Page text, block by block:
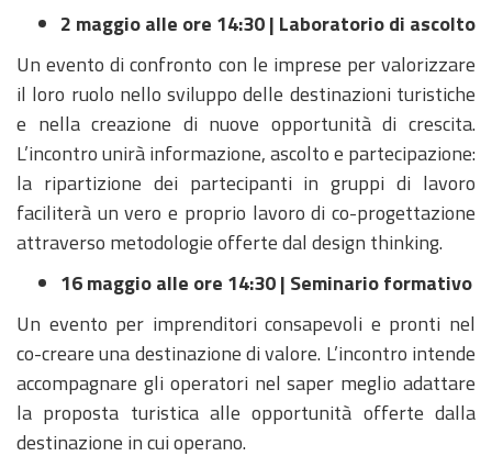
2 maggio alle ore 14:30 | Laboratorio di ascolto
Un evento di confronto con le imprese per valorizzare
il loro ruolo nello sviluppo delle destinazioni turistiche
e nella creazione di nuove opportunità di crescita.
L’incontro unirà informazione, ascolto e partecipazione:
la ripartizione dei partecipanti in gruppi di lavoro
faciliterà un vero e proprio lavoro di co-progettazione
attraverso metodologie offerte dal design thinking.
16 maggio alle ore 14:30 | Seminario formativo
Un evento per imprenditori consapevoli e pronti nel
co-creare una destinazione di valore. L’incontro intende
accompagnare gli operatori nel saper meglio adattare
la proposta turistica alle opportunità offerte dalla
destinazione in cui operano.